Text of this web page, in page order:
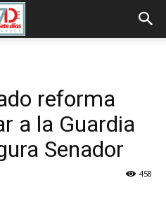
reforma
a la Guardia
Senador
458